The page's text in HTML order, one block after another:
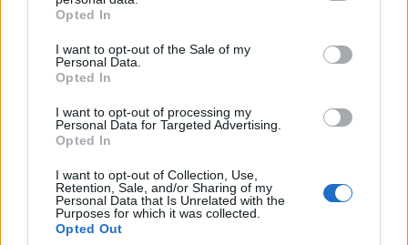
Opted In
I want to opt-out of the Sale of my
Personal Data.
Opted In
I want to opt-out of processing my
Personal Data for Targeted Advertising.
Opted In
I want to opt-out of Collection, Use,
Retention, Sale, and/or Sharing of my
Personal Data that Is Unrelated with the
Purposes for which it was collected.
Opted Out
magjistralen Gostivar-Kërçovë,